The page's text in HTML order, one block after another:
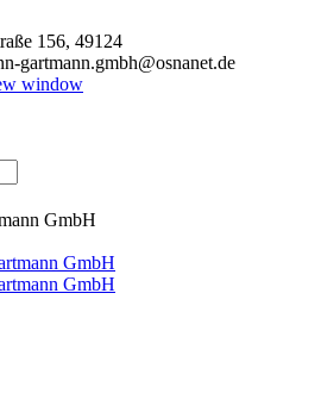
156, 49124
gartmann.gmbh@osnanet.de
window
GmbH